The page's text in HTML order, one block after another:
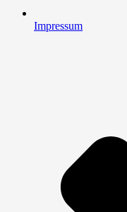
Impressum